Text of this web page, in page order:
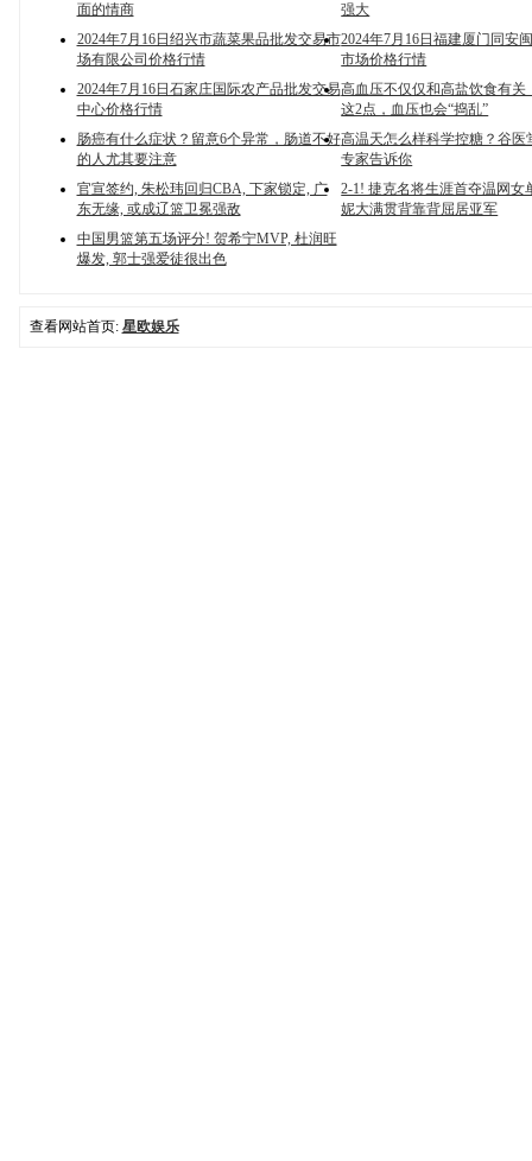
面的情商
强大
2024年7月16日绍兴市蔬菜果品批发交易市
场有限公司价格行情
2024年7月16日福建厦门同安
市场价格行情
2024年7月16日石家庄国际农产品批发交易
中心价格行情
高血压不仅仅和高盐饮食有关
这2点，血压也会“捣乱”
肠癌有什么症状？留意6个异常，肠道不好
的人尤其要注意
高温天怎么样科学控糖？谷医
专家告诉你
官宣签约, 朱松玮回归CBA, 下家锁定, 广
东无缘, 或成辽篮卫冕强敌
2-1! 捷克名将生涯首夺温网女
妮大满贯背靠背屈居亚军
中国男篮第五场评分! 贺希宁MVP, 杜润旺
爆发, 郭士强爱徒很出色
查看网站首页: 星欧娱乐